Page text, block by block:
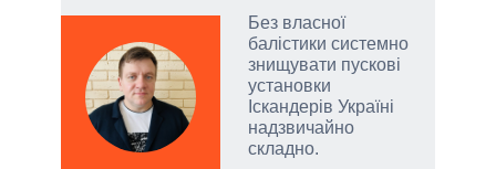
Без власної
балістики системно
знищувати пускові
установки
Іскандерів Україні
надзвичайно
складно.